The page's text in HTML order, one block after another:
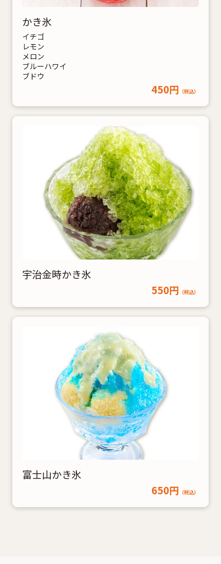
かき氷
イチゴ
レモン
メロン
ブルーハワイ
ブドウ
450円 （税込）
宇治金時かき氷
550円 （税込）
富士山かき氷
650円 （税込）